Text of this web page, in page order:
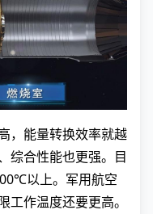
，能量转换效率就越
综合性能也更强。目
以上。军用航空
作温度还要更高。